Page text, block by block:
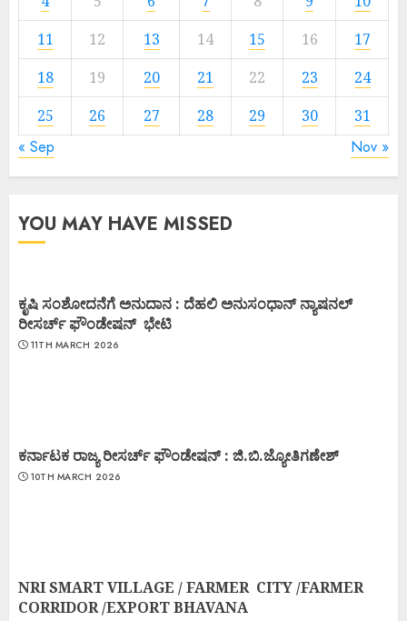
11
12 13 14 15 16
17
18
19 20 21 22 23
24
25
26 27 28 29 30 31
« Sep Nov »
YOU MAY HAVE MISSED
ಕೃಷಿ ಸಂಶೋದನೆಗೆ ಅನುದಾನ : ದೆಹಲಿ ಅನುಸಂಧಾನ್ ನ್ಯಾಷನಲ್
ರೀಸರ್ಚ್ ಫೌಂಡೇಷನ್ ಭೇಟಿ
11TH MARCH 2026
ಕರ್ನಾಟಕ ರಾಜ್ಯ ರೀಸರ್ಚ್ ಫೌಂಡೇಷನ್ : ಜಿ.ಬಿ.ಜ್ಯೋತಿಗಣೇಶ್
10TH MARCH 2026
NRI SMART VILLAGE / FARMER CITY /FARMER
CORRIDOR /EXPORT BHAVANA